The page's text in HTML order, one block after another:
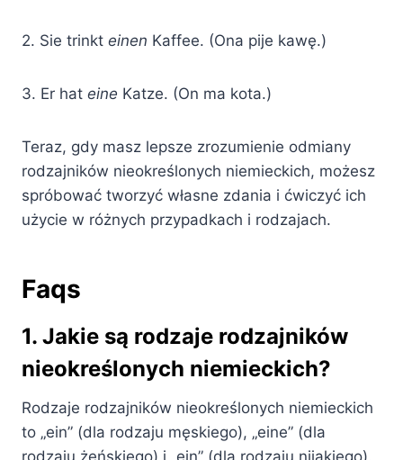
2. Sie trinkt einen Kaffee. (Ona pije kawę.)
3. Er hat eine Katze. (On ma kota.)
Teraz, gdy masz lepsze zrozumienie odmiany
rodzajników nieokreślonych niemieckich, możesz
spróbować tworzyć własne zdania i ćwiczyć ich
użycie w różnych przypadkach i rodzajach.
Faqs
1. Jakie są rodzaje rodzajników
nieokreślonych niemieckich?
Rodzaje rodzajników nieokreślonych niemieckich
to „ein” (dla rodzaju męskiego), „eine” (dla
rodzaju żeńskiego) i „ein” (dla rodzaju nijakiego).